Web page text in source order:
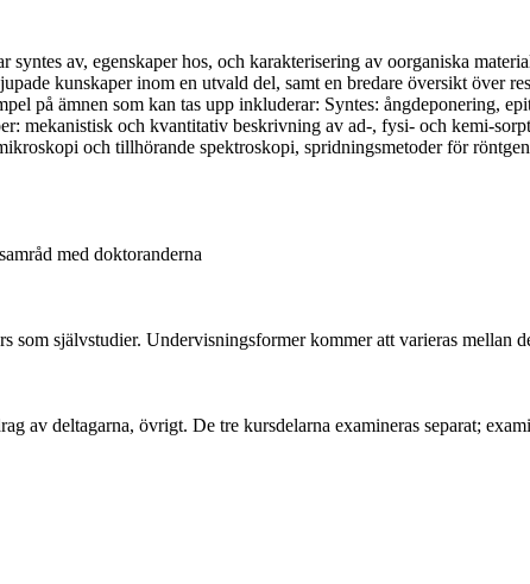
av, egenskaper hos, och karakterisering av oorganiska
kunskaper inom en utvald del, samt en bredare översikt över
på ämnen som kan tas upp inkluderar: Syntes: ångdeponering,
mekanistisk och kvantitativ beskrivning av ad-, fysi- och kemi-
och tillhörande spektroskopi, spridningsmetoder för
med doktoranderna
som självstudier. Undervisningsformer kommer att varieras mellan
av deltagarna, övrigt. De tre kursdelarna examineras separat;